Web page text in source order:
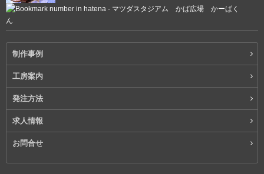
制作事例
工房案内
発注方法
求人情報
お問合せ